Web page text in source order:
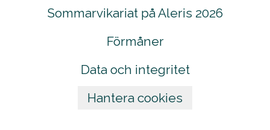
Sommarvikariat på Aleris 2026
Förmåner
Data och integritet
Hantera cookies